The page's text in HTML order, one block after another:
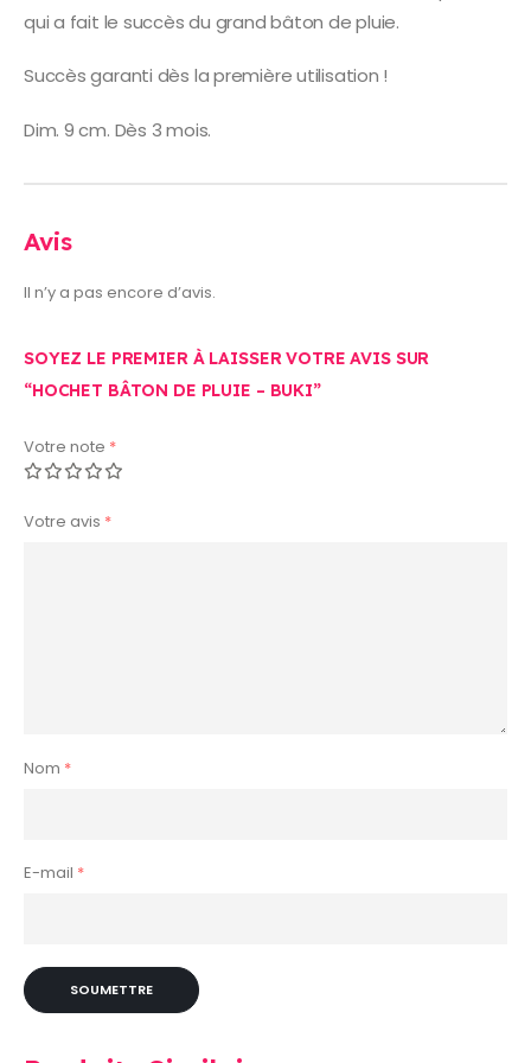
qui a fait le succès du grand bâton de pluie.
Succès garanti dès la première utilisation !
Dim. 9 cm. Dès 3 mois.
Avis
Il n’y a pas encore d’avis.
SOYEZ LE PREMIER À LAISSER VOTRE AVIS SUR
“HOCHET BÂTON DE PLUIE – BUKI”
Votre note *
Votre avis *
Nom *
E-mail *